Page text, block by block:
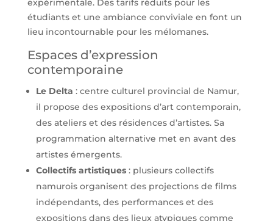
étudiants et une ambiance conviviale en font un
lieu incontournable pour les mélomanes.
Espaces d’expression
contemporaine
Le Delta : centre culturel provincial de Namur,
il propose des expositions d’art contemporain,
des ateliers et des résidences d’artistes. Sa
programmation alternative met en avant des
artistes émergents.
Collectifs artistiques: plusieurs collectifs
namurois organisent des projections de films
indépendants, des performances et des
expositions dans des lieux atypiques comme